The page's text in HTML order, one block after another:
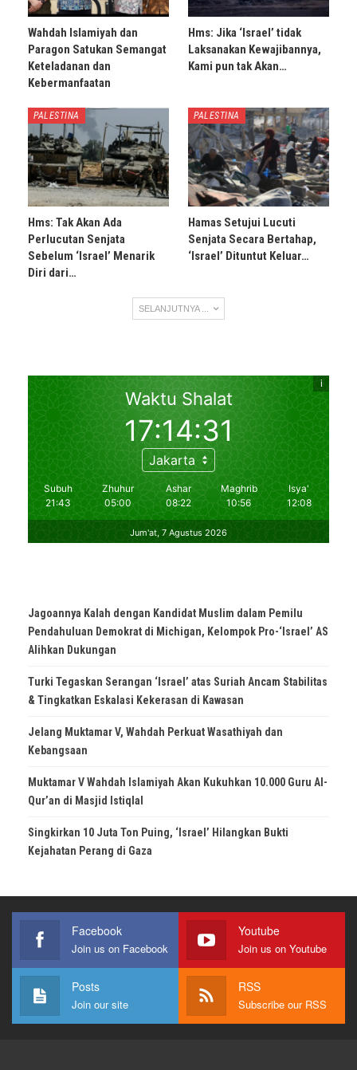
Wahdah Islamiyah dan
Paragon Satukan Semangat
Keteladanan dan
Kebermanfaatan
Hms: Jika ‘Israel’ tidak
Laksanakan Kewajibannya,
Kami pun tak Akan…
PALESTINA
Hms: Tak Akan Ada
Perlucutan Senjata
Sebelum ‘Israel’ Menarik
Diri dari…
PALESTINA
Hamas Setujui Lucuti
Senjata Secara Bertahap,
‘Israel’ Dituntut Keluar…
SELANJUTNYA ...
Jagoannya Kalah dengan Kandidat Muslim dalam Pemilu
Pendahuluan Demokrat di Michigan, Kelompok Pro-‘Israel’ AS
Alihkan Dukungan
Turki Tegaskan Serangan ‘Israel’ atas Suriah Ancam Stabilitas
& Tingkatkan Eskalasi Kekerasan di Kawasan
Jelang Muktamar V, Wahdah Perkuat Wasathiyah dan
Kebangsaan
Muktamar V Wahdah Islamiyah Akan Kukuhkan 10.000 Guru Al-
Qur’an di Masjid Istiqlal
Singkirkan 10 Juta Ton Puing, ‘Israel’ Hilangkan Bukti
Kejahatan Perang di Gaza
Facebook
Join us on Facebook
Youtube
Join us on Youtube
Posts
Join our site
RSS
Subscribe our RSS